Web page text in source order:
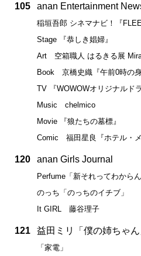
105 anan Entertainment
稲垣吾郎 シネマナビ！『FLEE
Stage 『恭しき娼婦』
Art 空箱職人 はるきる展
Book 京橋史織『午前0時の身
TV 『WOWOWオリジナルド
Music chelmico
Movie 『狼たちの墓標』
Comic 福田星良『ホテル・
120 anan Girls Journal
Perfume「新それってわからん
のっち「のっちのイチブ」
It GIRL 藤谷理子
121 益田ミリ「僕の姉ちゃん
「家電」